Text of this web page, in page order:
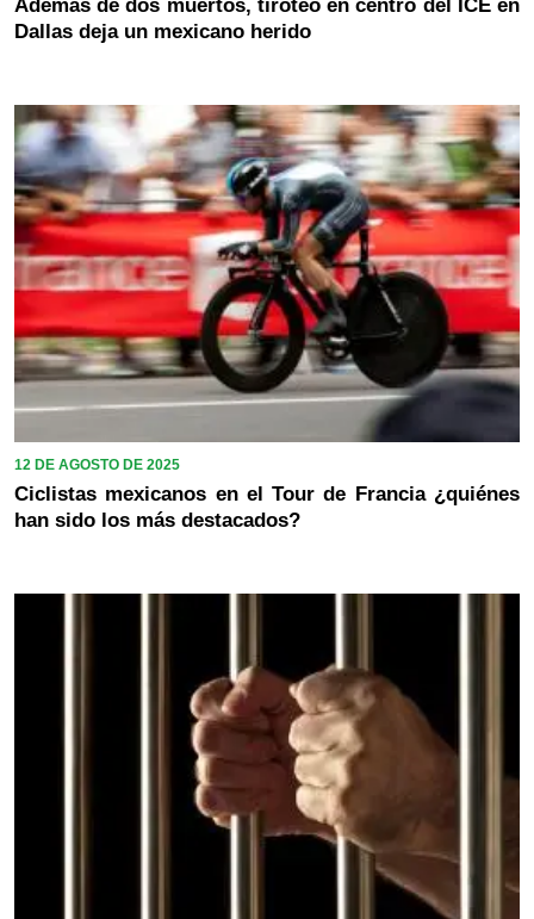
Además de dos muertos, tiroteo en centro del ICE en
Dallas deja un mexicano herido
12 DE AGOSTO DE 2025
Ciclistas mexicanos en el Tour de Francia ¿quiénes
han sido los más destacados?